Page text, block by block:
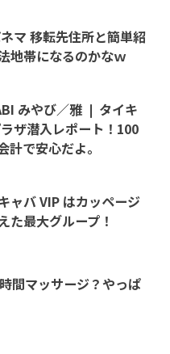
マ 移転先住所と簡単紹
地帯になるのかなｗ
みやび／雅 ❘ タイキ
ザ潜入レポート！100
計で安心だよ。
ャバ VIP はカッページ
た最大グループ！
間マッサージ？やっぱ